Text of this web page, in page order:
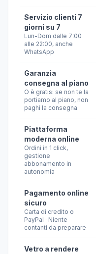
Servizio clienti 7
giorni su 7
Lun-Dom dalle 7:00
alle 22:00, anche
WhatsApp
Garanzia
consegna al piano
O è gratis: se non te la
portiamo al piano, non
paghi la consegna
Piattaforma
moderna online
Ordini in 1 click,
gestione
abbonamento in
autonomia
Pagamento online
sicuro
Carta di credito o
PayPal · Niente
contanti da preparare
Vetro a rendere